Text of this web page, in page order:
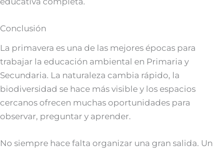
Conclusión
La primavera es una de las mejores épocas para
trabajar la educación ambiental en Primaria y
Secundaria. La naturaleza cambia rápido, la
biodiversidad se hace más visible y los espacios
cercanos ofrecen muchas oportunidades para
observar, preguntar y aprender.
No siempre hace falta organizar una gran salida. Un